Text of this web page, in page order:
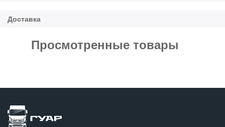
Просмотренные товары